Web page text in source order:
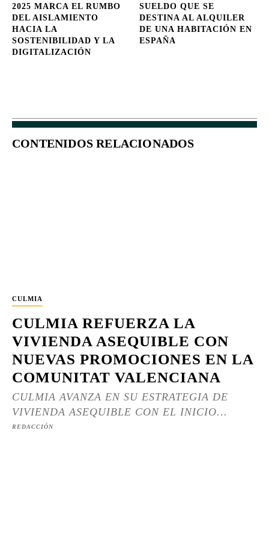
2025 MARCA EL RUMBO
DEL AISLAMIENTO
HACIA LA
SOSTENIBILIDAD Y LA
DIGITALIZACIÓN
SUELDO QUE SE
DESTINA AL ALQUILER
DE UNA HABITACIÓN EN
ESPAÑA
CONTENIDOS RELACIONADOS
CULMIA
CULMIA REFUERZA LA
VIVIENDA ASEQUIBLE CON
NUEVAS PROMOCIONES EN LA
COMUNITAT VALENCIANA
CULMIA AVANZA EN SU ESTRATEGIA DE
VIVIENDA ASEQUIBLE CON EL INICIO...
REDACCIÓN